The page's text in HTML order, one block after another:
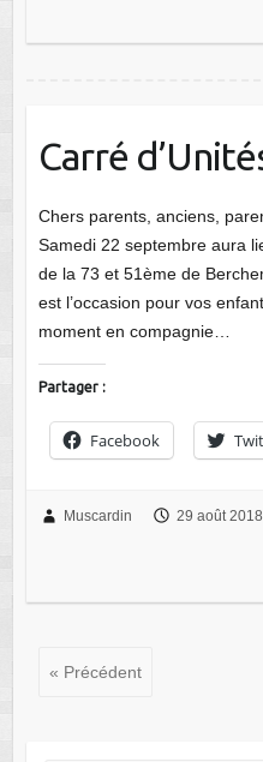
Carré
Chers parents, anciens,
Samedi 22 septembre aura
de la 73 et 51ème de
est l’occasion pour vos
moment en compagnie…
Partager :
Facebook
Muscardin 29 août 2018
« Précédent